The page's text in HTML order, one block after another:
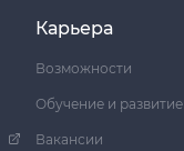
Карьера
Возможности
Обучение и развитие
Вакансии